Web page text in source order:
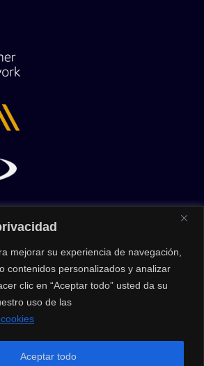
mejorar su experiencia de navegación,
contenidos personalizados y analizar
clic en “Aceptar todo” usted da su
uso de las
Aceptar todo
|Data Protection Policy|Media Kit| All
| Powered by Clouxter